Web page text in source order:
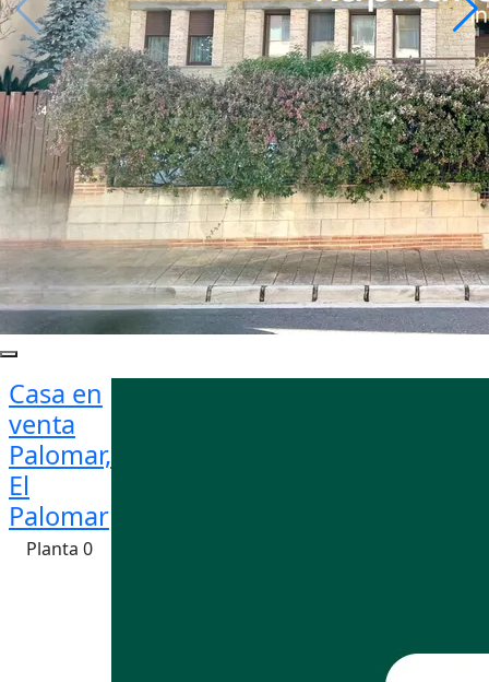
Casa en
venta
Palomar,
El
Palomar
Planta 0